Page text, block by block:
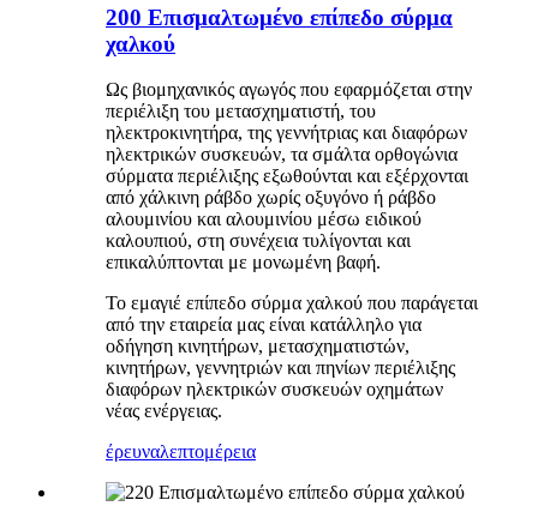
200 Επισμαλτωμένο επίπεδο σύρμα
χαλκού
Ως βιομηχανικός αγωγός που εφαρμόζεται στην
περιέλιξη του μετασχηματιστή, του
ηλεκτροκινητήρα, της γεννήτριας και διαφόρων
ηλεκτρικών συσκευών, τα σμάλτα ορθογώνια
σύρματα περιέλιξης εξωθούνται και εξέρχονται
από χάλκινη ράβδο χωρίς οξυγόνο ή ράβδο
αλουμινίου και αλουμινίου μέσω ειδικού
καλουπιού, στη συνέχεια τυλίγονται και
επικαλύπτονται με μονωμένη βαφή.
Το εμαγιέ επίπεδο σύρμα χαλκού που παράγεται
από την εταιρεία μας είναι κατάλληλο για
οδήγηση κινητήρων, μετασχηματιστών,
κινητήρων, γεννητριών και πηνίων περιέλιξης
διαφόρων ηλεκτρικών συσκευών οχημάτων
νέας ενέργειας.
έρευναλεπτομέρεια